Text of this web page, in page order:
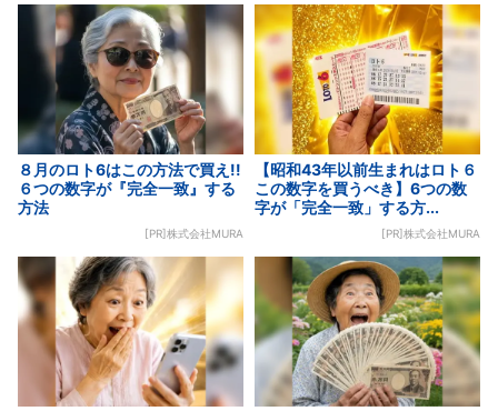
８月のロト6はこの方法で買え!!
６つの数字が『完全一致』する
方法
[PR]株式会社MURA
【昭和43年以前生まれはロト６
この数字を買うべき】6つの数
字が「完全一致」する方...
[PR]株式会社MURA